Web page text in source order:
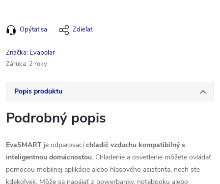
Opýtať sa Zdieľať
Značka: Evapolar
Záruka: 2 roky
Popis produktu
Podrobný popis
EvaSMART je odparovacíchladič vzduchu kompatibilný s
inteligentnou domácnosťou. Chladenie a osvetlenie môžete ovládať
pomocou mobilnej aplikácie alebo hlasového asistenta, nech ste
kdekoľvek. Môže sa napájať z powerbanky, notebooku alebo